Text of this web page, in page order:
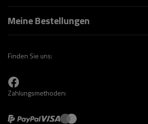
Meine Bestellungen
Finden Sie uns:
Zahlungsmethoden: